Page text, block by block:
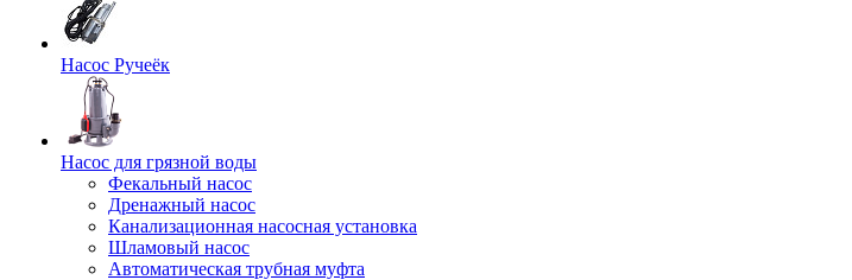
Насос Ручеёк
Насос для грязной воды
Фекальный насос
Дренажный насос
Канализационная насосная установка
Шламовый насос
Автоматическая трубная муфта